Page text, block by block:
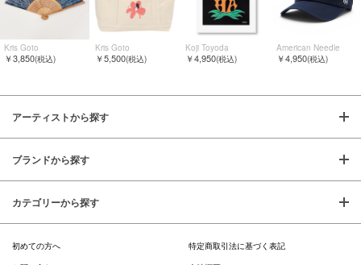
Kris Goto
￥3,850(税込)
Kris Goto
￥5,500(税込)
Koji Toyoda
￥4,950(税込)
American Needle
￥4,950(税込)
アーティストから探す
ブランドから探す
カテゴリーから探す
初めての方へ
特定商取引法に基づく表記